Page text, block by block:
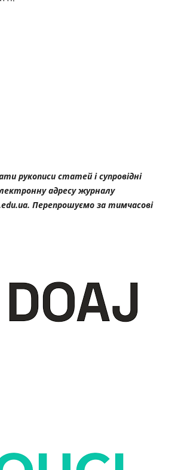
рукописи статей і супровідні
адресу журналу
Перепрошуємо за тимчасові